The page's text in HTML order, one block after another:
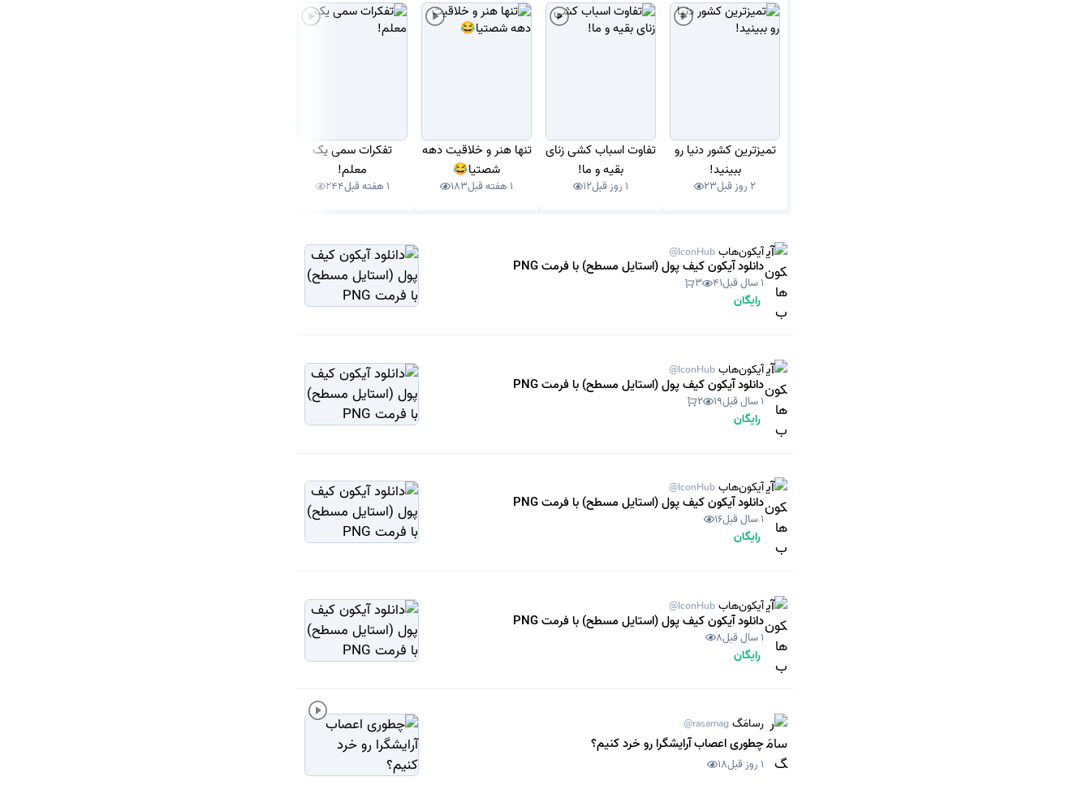
تمیزترین کشور دنیا رو
ببینید!
2 روز قبل 23
تفاوت اسباب کشی زنای
بقیه و ما!
1 روز قبل 12
تنها هنر و خلاقیت دهه
شصتیا😂
1 هفته قبل 183
تفکرات سمی یک
معلم!
1 هفته قبل 244
آیکون‌هاب @IconHub
دانلود آیکون کیف پول (استایل مسطح) با فرمت PNG
1 سال قبل 41
3
رایگان
آیکون‌هاب @IconHub
دانلود آیکون کیف پول (استایل مسطح) با فرمت PNG
1 سال قبل 19
2
رایگان
آیکون‌هاب @IconHub
دانلود آیکون کیف پول (استایل مسطح) با فرمت PNG
1 سال قبل 16
رایگان
آیکون‌هاب @IconHub
دانلود آیکون کیف پول (استایل مسطح) با فرمت PNG
1 سال قبل 8
رایگان
رسامَگ @rasamag
چطوری اعصاب آرایشگرا رو خرد کنیم؟
1 روز قبل 18